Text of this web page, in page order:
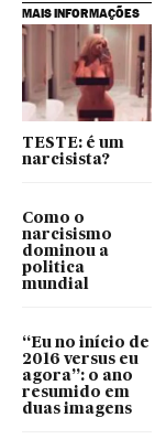
MAIS INFORMAÇÕES
TESTE: é um
narcisista?
Como o
narcisismo
dominou a
politica
mundial
“Eu no início de
2016 versus eu
agora”: o ano
resumido em
duas imagens